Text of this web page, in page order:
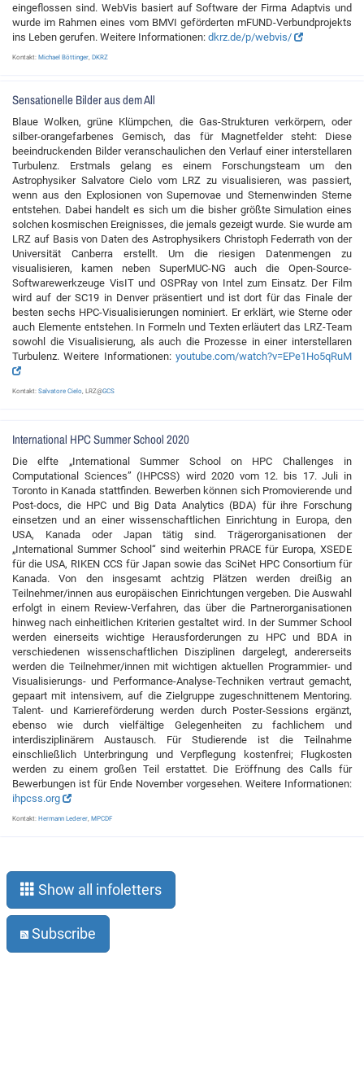
eingeflossen sind. WebVis basiert auf Software der Firma Adaptvis und
wurde im Rahmen eines vom BMVI geförderten mFUND-Verbundprojekts
ins Leben gerufen. Weitere Informationen: dkrz.de/p/webvis/
Kontakt: Michael Böttinger, DKRZ
Sensationelle Bilder aus dem All
Blaue Wolken, grüne Klümpchen, die Gas-Strukturen verkörpern, oder
silber-orangefarbenes Gemisch, das für Magnetfelder steht: Diese
beeindruckenden Bilder veranschaulichen den Verlauf einer interstellaren
Turbulenz. Erstmals gelang es einem Forschungsteam um den
Astrophysiker Salvatore Cielo vom LRZ zu visualisieren, was passiert,
wenn aus den Explosionen von Supernovae und Sternenwinden Sterne
entstehen. Dabei handelt es sich um die bisher größte Simulation eines
solchen kosmischen Ereignisses, die jemals gezeigt wurde. Sie wurde am
LRZ auf Basis von Daten des Astrophysikers Christoph Federrath von der
Universität Canberra erstellt. Um die riesigen Datenmengen zu
visualisieren, kamen neben SuperMUC-NG auch die Open-Source-
Softwarewerkzeuge VisIT und OSPRay von Intel zum Einsatz. Der Film
wird auf der SC19 in Denver präsentiert und ist dort für das Finale der
besten sechs HPC-Visualisierungen nominiert. Er erklärt, wie Sterne oder
auch Elemente entstehen. In Formeln und Texten erläutert das LRZ-Team
sowohl die Visualisierung, als auch die Prozesse in einer interstellaren
Turbulenz. Weitere Informationen: youtube.com/watch?v=EPe1Ho5qRuM
Kontakt: Salvatore Cielo , LRZ@GCS
International HPC Summer School 2020
Die elfte „International Summer School on HPC Challenges in
Computational Sciences” (IHPCSS) wird 2020 vom 12. bis 17. Juli in
Toronto in Kanada stattfinden. Bewerben können sich Promovierende und
Post-docs, die HPC und Big Data Analytics (BDA) für ihre Forschung
einsetzen und an einer wissenschaftlichen Einrichtung in Europa, den
USA, Kanada oder Japan tätig sind. Trägerorganisationen der
„International Summer School“ sind weiterhin PRACE für Europa, XSEDE
für die USA, RIKEN CCS für Japan sowie das SciNet HPC Consortium für
Kanada. Von den insgesamt achtzig Plätzen werden dreißig an
Teilnehmer/innen aus europäischen Einrichtungen vergeben. Die Auswahl
erfolgt in einem Review-Verfahren, das über die Partnerorganisationen
hinweg nach einheitlichen Kriterien gestaltet wird. In der Summer School
werden einerseits wichtige Herausforderungen zu HPC und BDA in
verschiedenen wissenschaftlichen Disziplinen dargelegt, andererseits
werden die Teilnehmer/innen mit wichtigen aktuellen Programmier- und
Visualisierungs- und Performance-Analyse-Techniken vertraut gemacht,
gepaart mit intensivem, auf die Zielgruppe zugeschnittenem Mentoring.
Talent- und Karriereförderung werden durch Poster-Sessions ergänzt,
ebenso wie durch vielfältige Gelegenheiten zu fachlichem und
interdisziplinärem Austausch. Für Studierende ist die Teilnahme
einschließlich Unterbringung und Verpflegung kostenfrei; Flugkosten
werden zu einem großen Teil erstattet. Die Eröffnung des Calls für
Bewerbungen ist für Ende November vorgesehen. Weitere Informationen:
ihpcss.org
Kontakt: Hermann Lederer MPCDF
Show all infoletters
Subscribe